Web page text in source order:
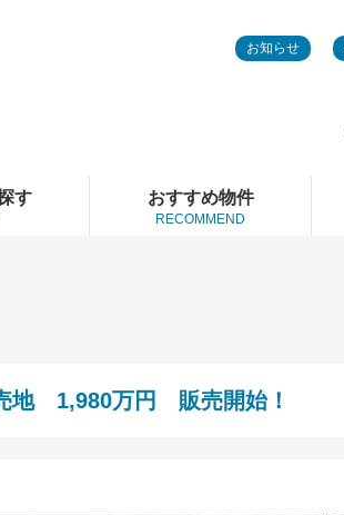
お知らせ
す おすすめ物件
RECOMMEND
地 1,980万円 販売開始！